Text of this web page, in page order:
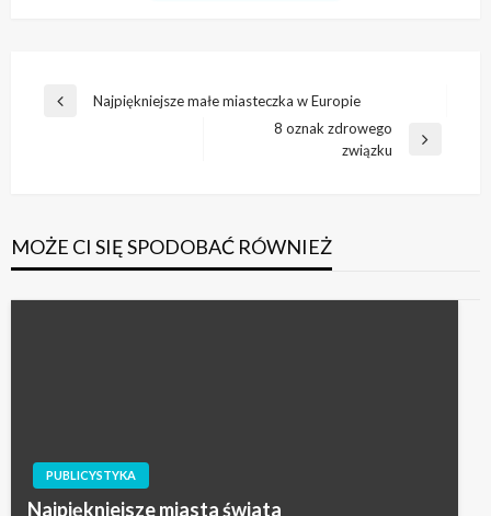
Nawigacja
Poprzedni
Najpiękniejsze małe miasteczka w Europie
8 oznak zdrowego
związku
MOŻE CI SIĘ SPODOBAĆ RÓWNIEŻ
PUBLICYSTYKA
Najpiękniejsze miasta świata